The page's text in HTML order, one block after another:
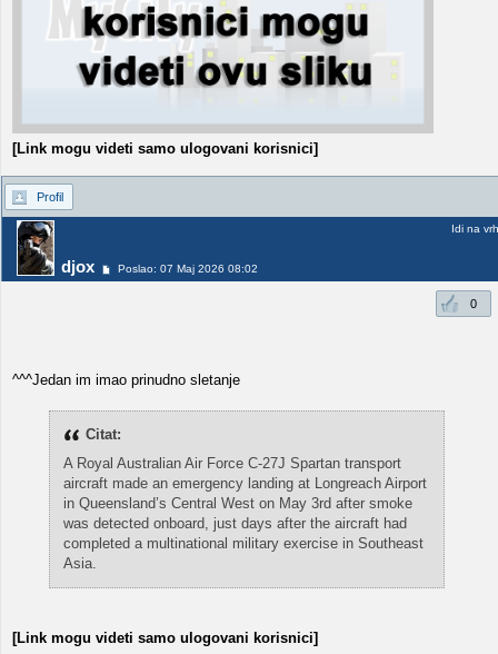
[Link mogu videti samo ulogovani korisnici]
Profil
djox Poslao: 07 Maj 2026 08:02
Idi na vrh
0
^^^Jedan im imao prinudno sletanje
Citat:
A Royal Australian Air Force C-27J Spartan transport
aircraft made an emergency landing at Longreach Airport
in Queensland’s Central West on May 3rd after smoke
was detected onboard, just days after the aircraft had
completed a multinational military exercise in Southeast
Asia.
[Link mogu videti samo ulogovani korisnici]